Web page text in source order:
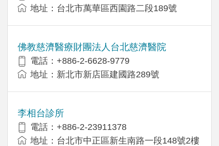
地址：台北市萬華區西園路二段189號
佛教慈濟醫療財團法人台北慈濟醫院
電話：+886-2-6628-9779
地址：新北市新店區建國路289號
李相台診所
電話：+886-2-23911378
地址：台北市中正區新生南路一段148號2樓